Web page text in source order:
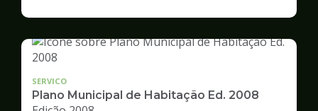
Desenvolvimento
Urbano
SERVICO
Plano Municipal de Habitação Ed. 2008